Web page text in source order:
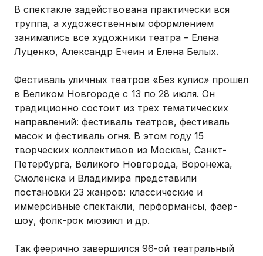
В спектакле задействована практически вся
труппа, а художественным оформлением
занимались все художники театра – Елена
Луценко, Александр Ечеин и Елена Белых.
Фестиваль уличных театров «Без кулис» прошел
в Великом Новгороде с 13 по 28 июля. Он
традиционно состоит из трех тематических
направлений: фестиваль театров, фестиваль
масок и фестиваль огня. В этом году 15
творческих коллективов из Москвы, Санкт-
Петербурга, Великого Новгорода, Воронежа,
Смоленска и Владимира представили
постановки 23 жанров: классические и
иммерсивные спектакли, перформансы, фаер-
шоу, фолк-рок мюзикл и др.
Так феерично завершился 96-ой театральный